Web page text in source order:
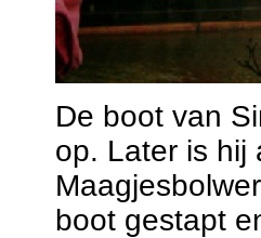
De boot van
op. Later is hij
boot gestapt